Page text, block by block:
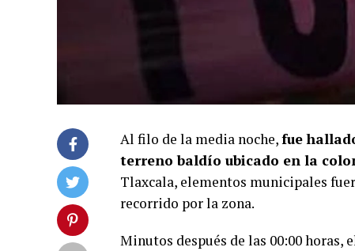
Al filo de la media noche,fue
terreno baldío ubicado en la
Tlaxcala, elementos municipales
recorrido por la zona.
Minutos después de las 00:00 horas,